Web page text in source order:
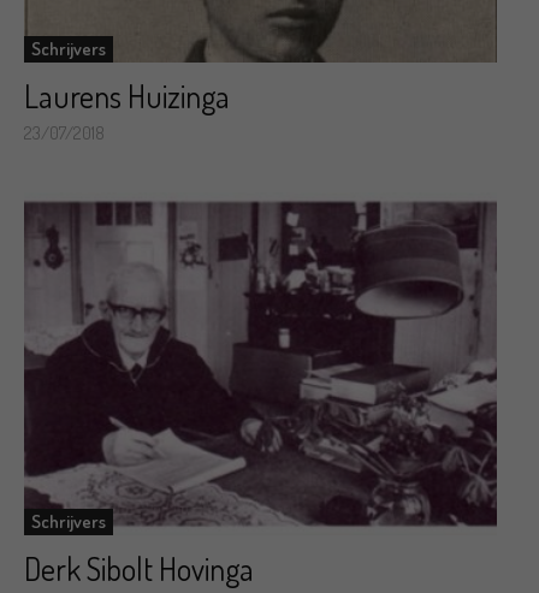
Schrijvers
Laurens Huizinga
23/07/2018
Schrijvers
Derk Sibolt Hovinga